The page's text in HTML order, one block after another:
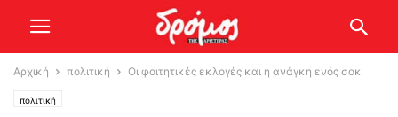
Αρχική πολιτική Οι φοιτητικές εκλογές και η ανάγκη ενός σοκ
πολιτική